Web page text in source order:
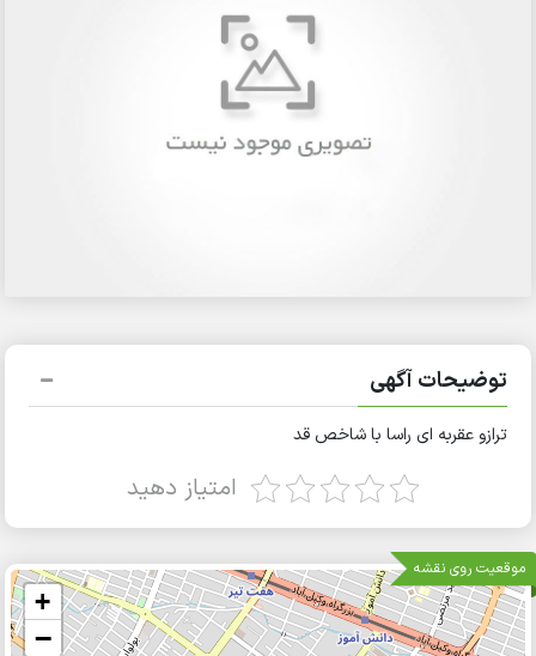
توضیحات آگهی
ترازو عقربه ای راسا با شاخص قد
امتیاز دهید
موقعیت روی نقشه
+
−